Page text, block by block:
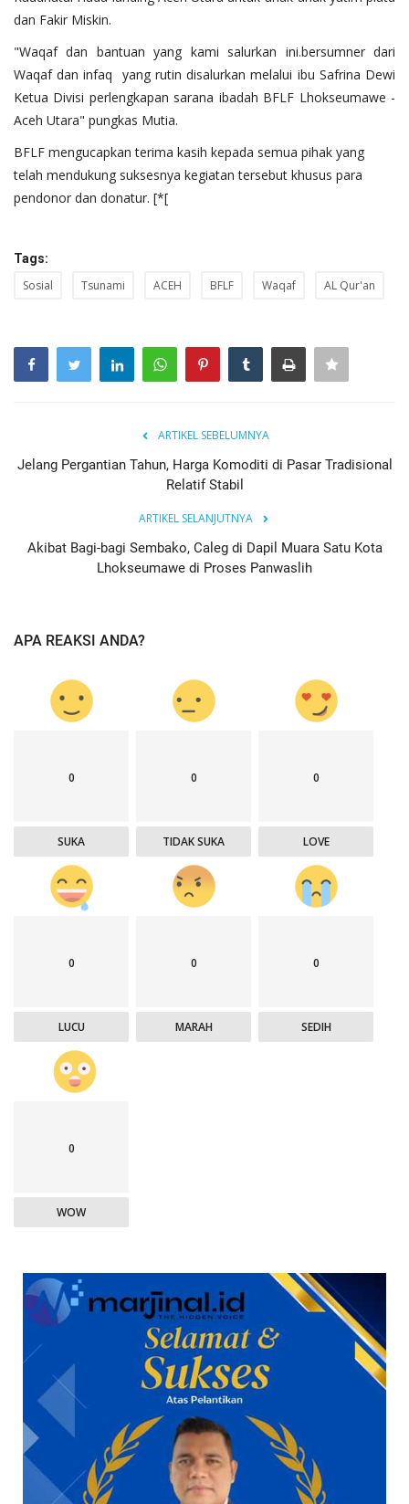
dan Fakir Miskin.
"Waqaf dan bantuan yang kami salurkan ini.bersumner dari
Waqaf dan infaq yang rutin disalurkan melalui ibu Safrina Dewi
Ketua Divisi perlengkapan sarana ibadah BFLF Lhokseumawe -
Aceh Utara" pungkas Mutia.
BFLF mengucapkan terima kasih kepada semua pihak yang
telah mendukung suksesnya kegiatan tersebut khusus para
pendonor dan donatur. [*[
Tags:
Sosial Tsunami ACEH BFLF Waqaf AL Qur'an
ARTIKEL SEBELUMNYA
Jelang Pergantian Tahun, Harga Komoditi di Pasar Tradisional
Relatif Stabil
ARTIKEL SELANJUTNYA
Akibat Bagi-bagi Sembako, Caleg di Dapil Muara Satu Kota
Lhokseumawe di Proses Panwaslih
APA REAKSI ANDA?
0
SUKA
0
TIDAK SUKA
0
LOVE
0
LUCU
0
MARAH
0
SEDIH
0
WOW